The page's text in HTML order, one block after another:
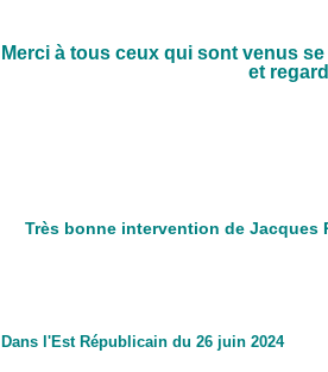
Merci à tous ceux qui sont venus
et
Très bonne intervention de Jacques
Dans l'Est Républicain du 26 juin 2024